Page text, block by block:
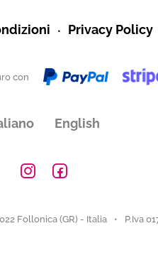
Privacy Policy
con
English
Follonica (GR) - Italia P.Iva